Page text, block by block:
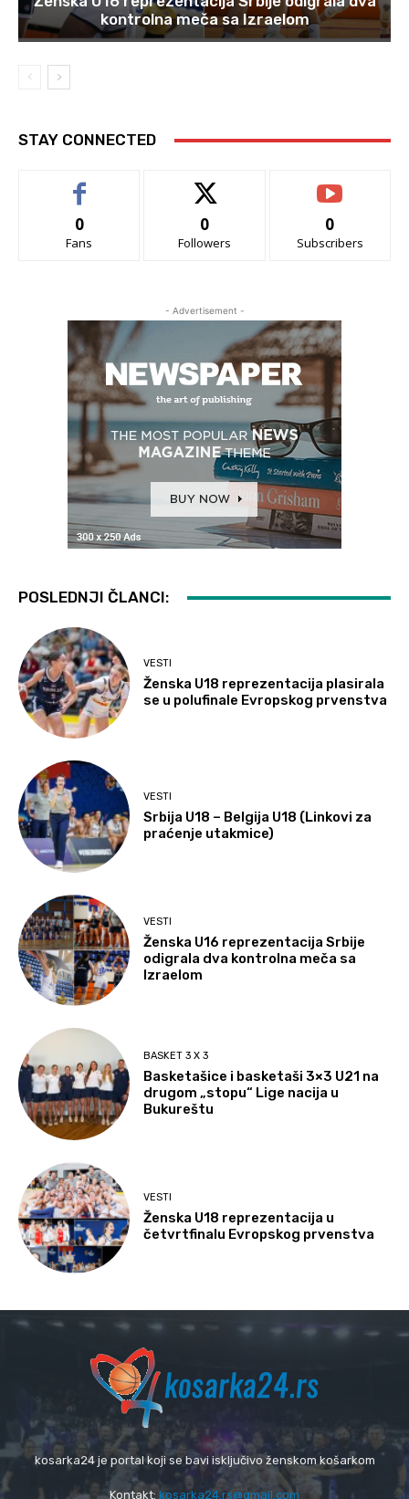
kontrolna meča sa Izraelom
STAY CONNECTED
0
Fans
0
Followers
0
Subscribers
- Advertisement -
POSLEDNJI ČLANCI:
VESTI
Ženska U18 reprezentacija plasirala
se u polufinale Evropskog prvenstva
VESTI
Srbija U18 – Belgija U18 (Linkovi za
praćenje utakmice)
VESTI
Ženska U16 reprezentacija Srbije
odigrala dva kontrolna meča sa
Izraelom
BASKET 3 X 3
Basketašice i basketaši 3×3 U21 na
drugom „stopu“ Lige nacija u
Bukureštu
VESTI
Ženska U18 reprezentacija u
četvrtfinalu Evropskog prvenstva
kosarka24 je portal koji se bavi isključivo ženskom košarkom
Kontakt: kosarka24.rs@gmail.com